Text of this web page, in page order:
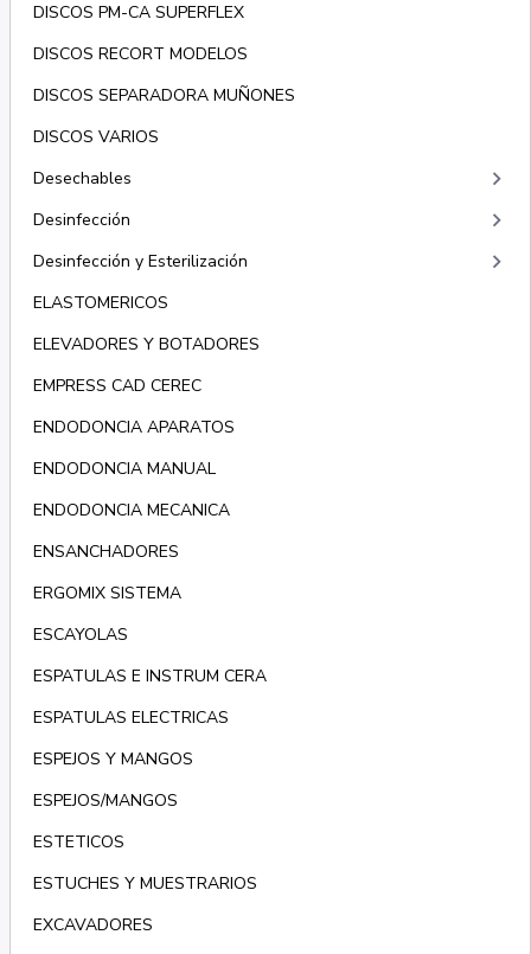
DISCOS PM-CA SUPERFLEX
DISCOS RECORT MODELOS
DISCOS SEPARADORA MUÑONES
DISCOS VARIOS
Desechables
keyboard_arrow_right
Desinfección keyboard_arrow_right
Desinfección y Esterilización keyboard_arrow_right
ELASTOMERICOS
ELEVADORES Y BOTADORES
EMPRESS CAD CEREC
ENDODONCIA APARATOS
ENDODONCIA MANUAL
ENDODONCIA MECANICA
ENSANCHADORES
ERGOMIX SISTEMA
ESCAYOLAS
ESPATULAS E INSTRUM CERA
ESPATULAS ELECTRICAS
ESPEJOS Y MANGOS
ESPEJOS/MANGOS
ESTETICOS
ESTUCHES Y MUESTRARIOS
EXCAVADORES